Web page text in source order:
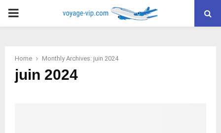
PRIMARY
Home Monthly Archives: juin 2024
juin 2024